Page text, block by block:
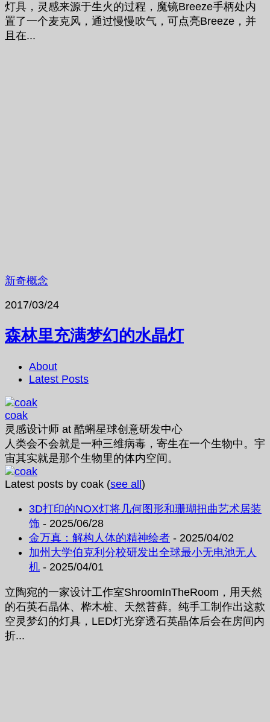
灯具，灵感来源于生火的过程，魔镜Breeze手柄处内
置了一个麦克风，通过慢慢吹气，可点亮Breeze，并
且在...
新奇概念
2017/03/24
森林里充满梦幻的水晶灯
About
Latest Posts
coak
灵感设计师 at 酷蝌星球创意研发中心
人类会不会就是一种三维病毒，寄生在一个生物中。宇
宙其实就是那个生物里的体内空间。
Latest posts by coak (see all)
3D打印的NOX灯将几何图形和珊瑚扭曲艺术居装
饰 - 2025/06/28
金万真：解构人体的精神绘者 - 2025/04/02
加州大学伯克利分校研发出全球最小无电池无人
机 - 2025/04/01
立陶宛的一家设计工作室ShroomInTheRoom，用天然
的石英石晶体、桦木桩、天然苔藓。纯手工制作出这款
空灵梦幻的灯具，LED灯光穿透石英晶体后会在房间内
折...